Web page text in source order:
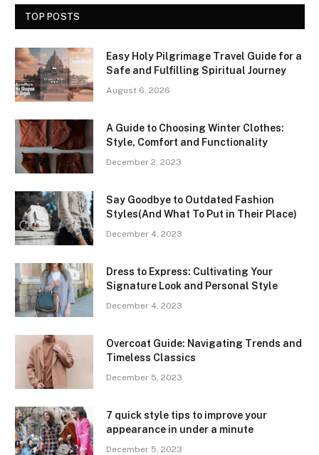
TOP POSTS
Easy Holy Pilgrimage Travel Guide for a
Safe and Fulfilling Spiritual Journey
August 6, 2026
A Guide to Choosing Winter Clothes:
Style, Comfort and Functionality
December 2, 2023
Say Goodbye to Outdated Fashion
Styles(And What To Put in Their Place)
December 4, 2023
Dress to Express: Cultivating Your
Signature Look and Personal Style
December 4, 2023
Overcoat Guide: Navigating Trends and
Timeless Classics
December 5, 2023
7 quick style tips to improve your
appearance in under a minute
December 5, 2023